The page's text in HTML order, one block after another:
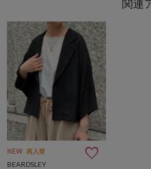
NEW 再入荷
BEARDSLEY